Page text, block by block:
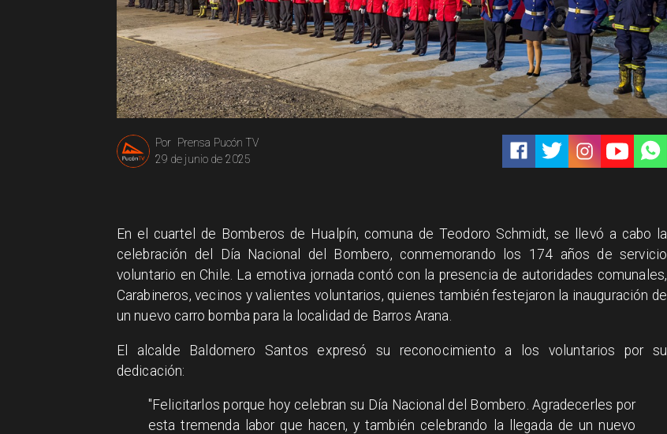
Prensa Pucón TV
Por
29 de junio de 2025
En el cuartel de Bomberos de Hualpín, comuna de Teodoro Schmidt, se llevó a cabo la
celebración del Día Nacional del Bombero, conmemorando los 174 años de servicio
voluntario en Chile. La emotiva jornada contó con la presencia de autoridades comunales,
Carabineros, vecinos y valientes voluntarios, quienes también festejaron la inauguración de
un nuevo carro bomba para la localidad de Barros Arana.
El alcalde Baldomero Santos expresó su reconocimiento a los voluntarios por su
dedicación:
"Felicitarlos porque hoy celebran su Día Nacional del Bombero. Agradecerles por
esta tremenda labor que hacen, y también celebrando la llegada de un nuevo